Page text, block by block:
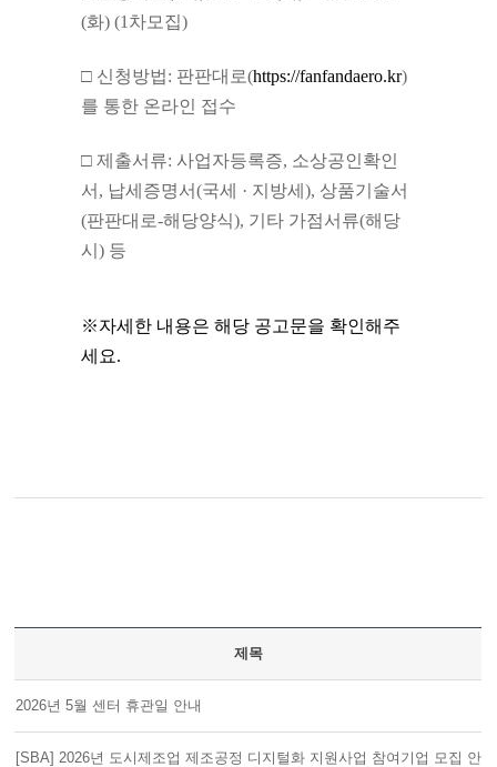
(화)(1차모집)
□ 신청방법: 판판대로(https://fanfandaero.kr)
를 통한 온라인 접수
□ 제출서류: 사업자등록증, 소상공인확인
서, 납세증명서(국세 · 지방세), 상품기술서
(판판대로-해당양식), 기타 가점서류(해당
시) 등
※자세한 내용은 해당 공고문을 확인해주
세요.
제목
2026년 5월 센터 휴관일 안내
[SBA] 2026년 도시제조업 제조공정 디지털화 지원사업 참여기업 모집 안